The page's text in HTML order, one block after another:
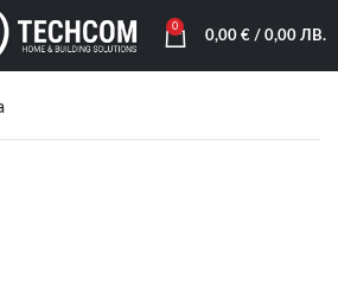
0
0,00 €/ 0,00 ЛВ.